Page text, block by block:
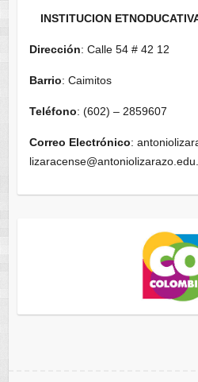
INSTITUCION
Dirección: Calle 54 # 42 12
Barrio: Caimitos
Teléfono: (602) – 2859607
Correo Electrónico: